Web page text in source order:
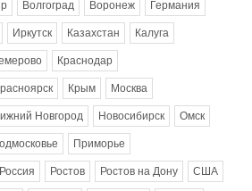
Волгоград Воронеж Германия
Иркутск Казахстан Калуга
Краснодар
Крым Москва
Новгород Новосибирск Омск
Приморье
Россия Ростов Ростов на Дону США